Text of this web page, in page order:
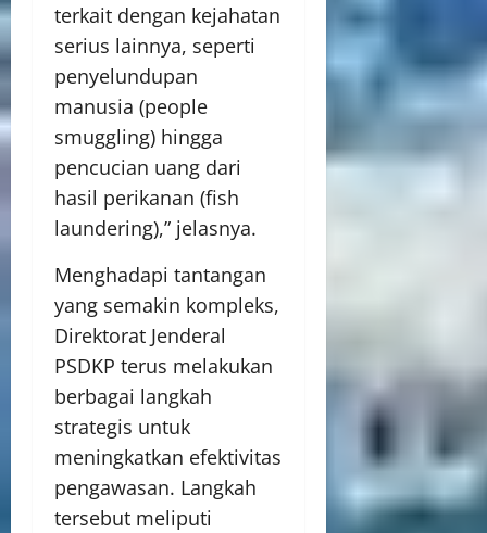
terkait dengan kejahatan
serius lainnya, seperti
penyelundupan
manusia (people
smuggling) hingga
pencucian uang dari
hasil perikanan (fish
laundering),” jelasnya.
Menghadapi tantangan
yang semakin kompleks,
Direktorat Jenderal
PSDKP terus melakukan
berbagai langkah
strategis untuk
meningkatkan efektivitas
pengawasan. Langkah
tersebut meliputi